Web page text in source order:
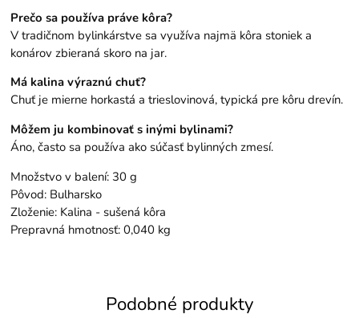
Prečo sa používa práve kôra?
V tradičnom bylinkárstve sa využíva najmä kôra stoniek a
konárov zbieraná skoro na jar.
Má kalina výraznú chuť?
Chuť je mierne horkastá a trieslovinová, typická pre kôru drevín.
Môžem ju kombinovať s inými bylinami?
Áno, často sa používa ako súčasť bylinných zmesí.
Množstvo v balení: 30 g
Pôvod: Bulharsko
Zloženie: Kalina - sušená kôra
Prepravná hmotnosť: 0,040 kg
Podobné produkty